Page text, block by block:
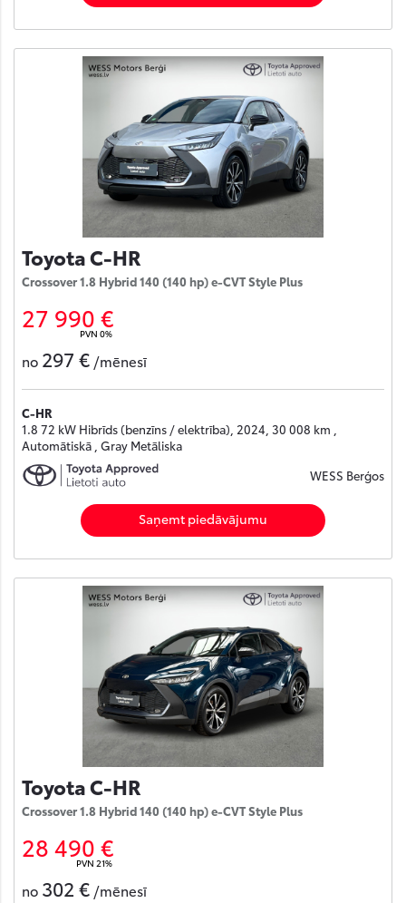
Toyota C-HR
Crossover 1.8 Hybrid 140 (140 hp) e-CVT Style Plus
27 990 €
PVN 0%
no 297 € /mēnesī
C-HR
1.8 72 kW Hibrīds (benzīns / elektrība), 2024, 30 008 km ,
Automātiskā , Gray Metāliska
WESS Berģos
Saņemt piedāvājumu
Toyota C-HR
Crossover 1.8 Hybrid 140 (140 hp) e-CVT Style Plus
28 490 €
PVN 21%
no 302 € /mēnesī